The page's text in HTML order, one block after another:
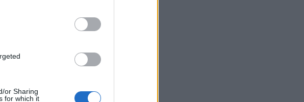
or Sharing
for which it